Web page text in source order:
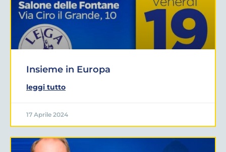
Insieme in Europa
leggi tutto
17 Aprile 2024